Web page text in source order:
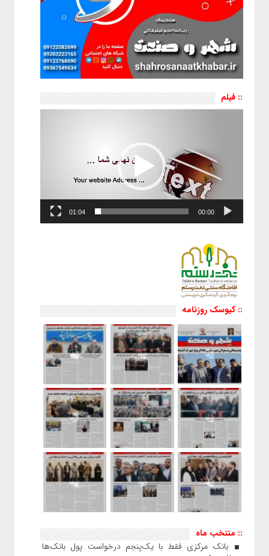
:: فیلم
نمایشگر
00:00
01:04
:: کیوسک روزنامه
:: منتخب ماه
بانک مرکزی فقط با یک‌‎پنجم درخواست پول بانک‌ها